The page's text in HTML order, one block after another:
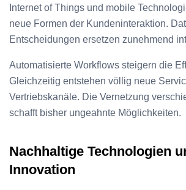
Internet of Things und mobile
neue Formen der Kundeninteraktion.
Entscheidungen ersetzen zunehmend
Automatisierte Workflows steigern die
Gleichzeitig entstehen völlig neue
Vertriebskanäle. Die Vernetzung
schafft bisher ungeahnte Möglichkeiten.
Nachhaltige Technologien
Innovation